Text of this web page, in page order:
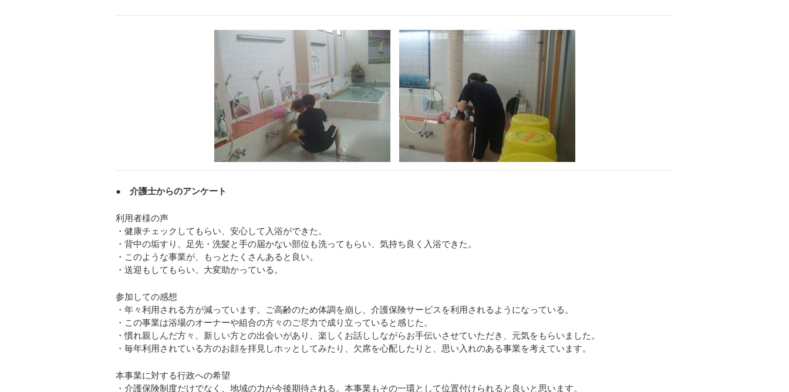
● 介護士からのアンケート
利用者様の声
・健康チェックしてもらい、安心して入浴ができた。
・背中の垢すり、足先・洗髪と手の届かない部位も洗ってもらい、気持ち良く入浴できた。
・このような事業が、もっとたくさんあると良い。
・送迎もしてもらい、大変助かっている。
参加しての感想
・年々利用される方が減っています。ご高齢のため体調を崩し、介護保険サービスを利用されるようになっている。
・この事業は浴場のオーナーや組合の方々のご尽力で成り立っていると感じた。
・慣れ親しんだ方々、新しい方との出会いがあり、楽しくお話ししながらお手伝いさせていただき、元気をもらいました。
・毎年利用されている方のお顔を拝見しホッとしてみたり、欠席を心配したりと、思い入れのある事業を考えています。
本事業に対する行政への希望
・介護保険制度だけでなく、地域の力が今後期待される。本事業もその一環として位置付けられると良いと思います。